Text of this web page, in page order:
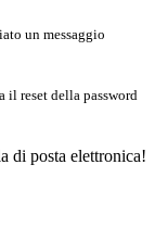
un messaggio
il reset della password
di posta elettronica!